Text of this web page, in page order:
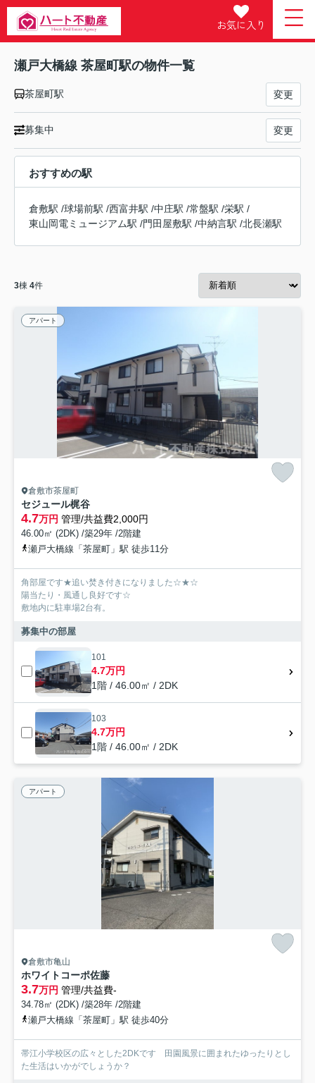
お気に入り
瀬戸大橋線 茶屋町駅の物件一覧
茶屋町駅 変更
募集中 変更
おすすめの駅
倉敷駅 /球場前駅 /西富井駅 /中庄駅 /常盤駅 /栄駅 /
東山岡電ミュージアム駅 /門田屋敷駅 /中納言駅 /北長瀬駅
3棟 4件
アパート
倉敷市茶屋町
セジュール梶谷
4.7万円 管理/共益費2,000円
46.00㎡ (2DK) /築29年 /2階建
瀬戸大橋線「茶屋町」駅 徒歩11分
角部屋です★追い焚き付きになりました☆★☆
陽当たり・風通し良好です☆
敷地内に駐車場2台有。
募集中の部屋
101
4.7万円
1階 / 46.00㎡ / 2DK
103
4.7万円
1階 / 46.00㎡ / 2DK
アパート
倉敷市亀山
ホワイトコーポ佐藤
3.7万円 管理/共益費-
34.78㎡ (2DK) /築28年 /2階建
瀬戸大橋線「茶屋町」駅 徒歩40分
帯江小学校区の広々とした2DKです 田園風景に囲まれたゆったりとし
た生活はいかがでしょうか？